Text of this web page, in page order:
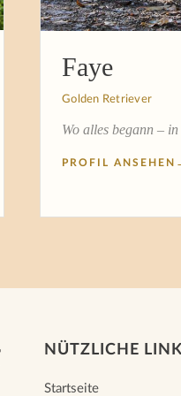
Faye
Golden Retriever
Wo alles begann –
PROFIL ANSEHEN
NÜTZLICHE
Startseite